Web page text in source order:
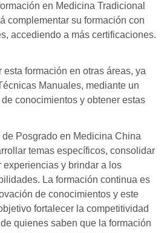
en Medicina Tradicional
complementar su formación con
accediendo a más certificaciones.
esta formación en otras áreas, ya
Manuales, mediante un
conocimientos y obtener estas
de Posgrado en Medicina China
temas específicos, consolidar
y brindar a los
La formación continua es
de conocimientos y este
fortalecer la competitividad
quienes saben que la formación